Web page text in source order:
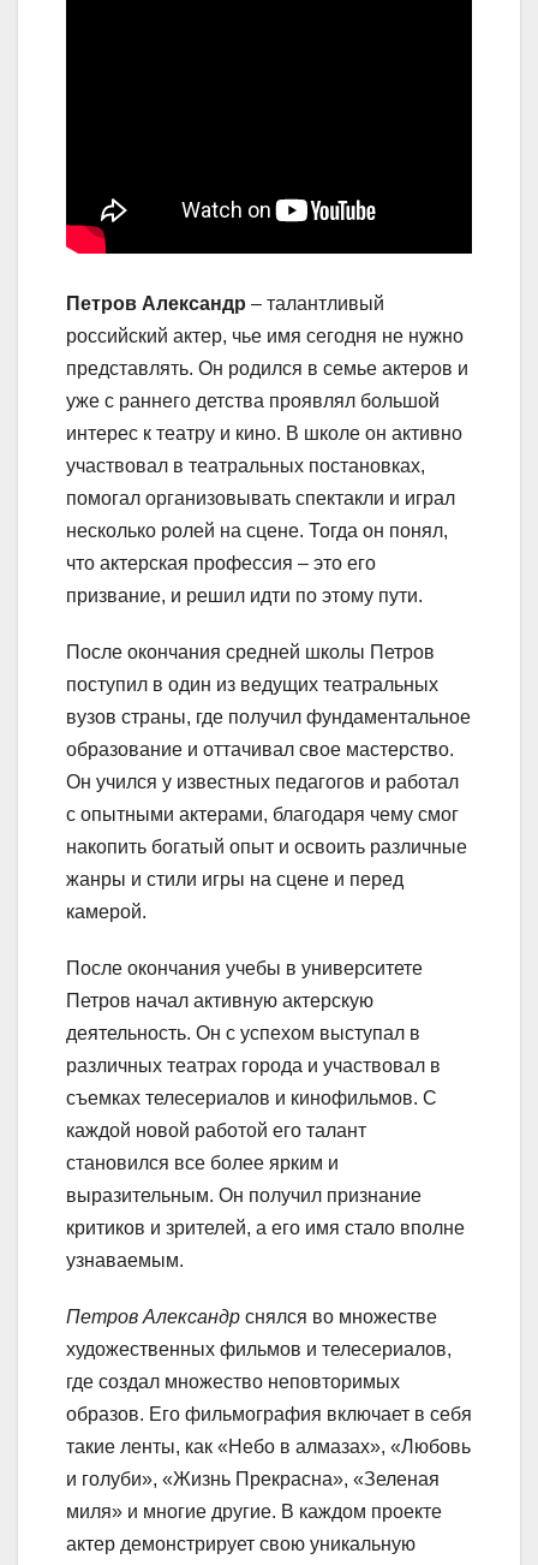
Петров Александр – талантливый
российский актер, чье имя сегодня не нужно
представлять. Он родился в семье актеров и
уже с раннего детства проявлял большой
интерес к театру и кино. В школе он активно
участвовал в театральных постановках,
помогал организовывать спектакли и играл
несколько ролей на сцене. Тогда он понял,
что актерская профессия – это его
призвание, и решил идти по этому пути.
После окончания средней школы Петров
поступил в один из ведущих театральных
вузов страны, где получил фундаментальное
образование и оттачивал свое мастерство.
Он учился у известных педагогов и работал
с опытными актерами, благодаря чему смог
накопить богатый опыт и освоить различные
жанры и стили игры на сцене и перед
камерой.
После окончания учебы в университете
Петров начал активную актерскую
деятельность. Он с успехом выступал в
различных театрах города и участвовал в
съемках телесериалов и кинофильмов. С
каждой новой работой его талант
становился все более ярким и
выразительным. Он получил признание
критиков и зрителей, а его имя стало вполне
узнаваемым.
Петров Александр снялся во множестве
художественных фильмов и телесериалов,
где создал множество неповторимых
образов. Его фильмография включает в себя
такие ленты, как «Небо в алмазах», «Любовь
и голуби», «Жизнь Прекрасна», «Зеленая
миля» и многие другие. В каждом проекте
актер демонстрирует свою уникальную